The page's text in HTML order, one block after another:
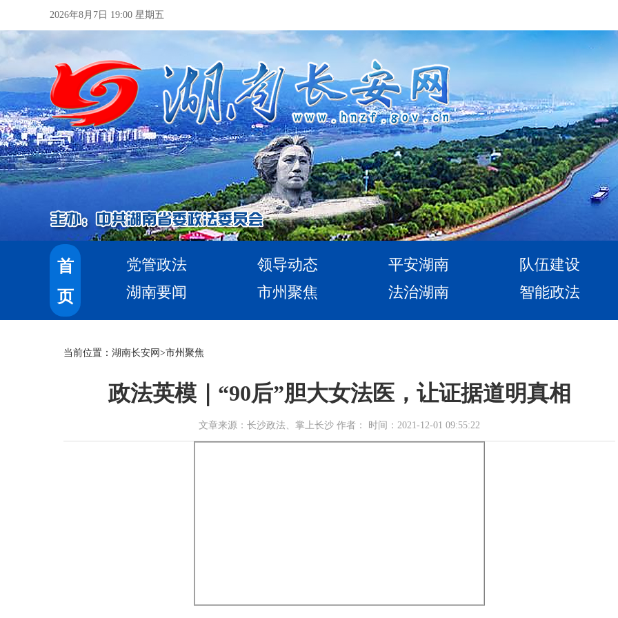
2026年8月7日 19:00 星期五
首
页
党管政法 领导动态 平安湖南
队伍建设
湖南要闻
市州聚焦 法治湖南 智能政法
当前位置： 湖南长安网 >市州聚焦
政法英模｜“90后”胆大女法医，让证据道明真相
文章来源：长沙政法、掌上长沙 作者： 时间：2021-12-01 09:55:22